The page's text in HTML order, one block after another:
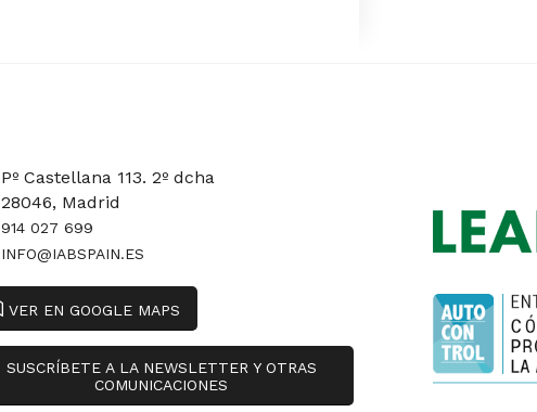
Pº Castellana 113. 2º dcha
28046, Madrid
914 027 699
INFO@IABSPAIN.ES
VER EN GOOGLE MAPS
SUSCRÍBETE A LA NEWSLETTER Y OTRAS
COMUNICACIONES